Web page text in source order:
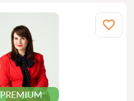
PREMIUM